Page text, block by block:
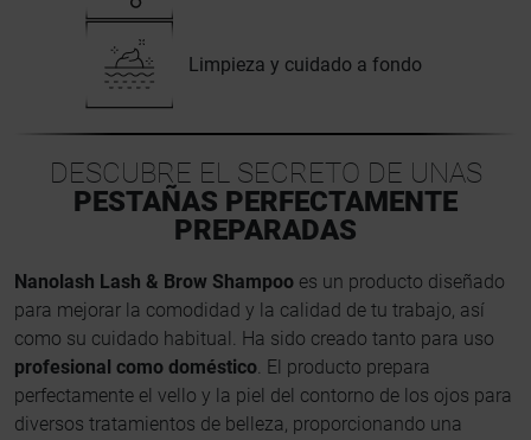
Limpieza y cuidado a fondo
DESCUBRE EL SECRETO DE UNAS
PESTAÑAS PERFECTAMENTE
PREPARADAS
Nanolash Lash & Brow Shampoo es un producto diseñado
para mejorar la comodidad y la calidad de tu trabajo, así
como su cuidado habitual. Ha sido creado tanto para uso
profesional como doméstico. El producto prepara
perfectamente el vello y la piel del contorno de los ojos para
diversos tratamientos de belleza, proporcionando una